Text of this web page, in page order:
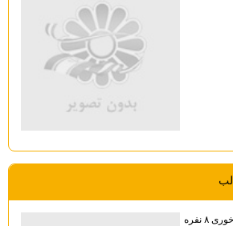
سایز استاندارد میز ناهار خوری ۸ نفره